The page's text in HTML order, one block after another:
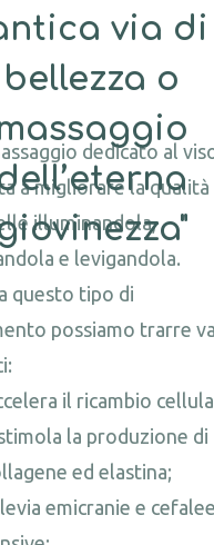
via di
bellezza o
dedicato al
a migliorare la qualità
illuminandola,
e levigandola.
questo tipo di
possiamo trarre
il ricambio
la produzione di
ed elastina;
emicranie e